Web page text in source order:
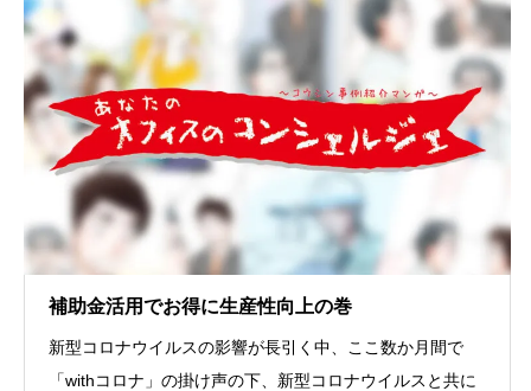
補助金活用でお得に生産性向上の巻
新型コロナウイルスの影響が長引く中、ここ数か月間で
「withコロナ」の掛け声の下、新型コロナウイルスと共に